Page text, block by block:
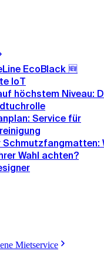
EcoBlack 🆕
IoT
höchstem Niveau:
Service für
Schmutzfangmatten:
Wahl achten?
Mietservice